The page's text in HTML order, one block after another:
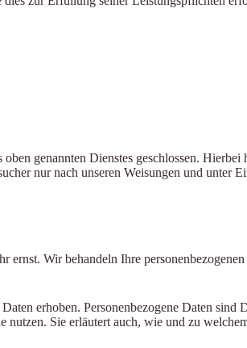
genannten Dienstes geschlossen.
nur nach unseren Weisungen und unter
ernst. Wir behandeln Ihre
erhoben. Personenbezogene Daten
Sie erläutert auch, wie und zu